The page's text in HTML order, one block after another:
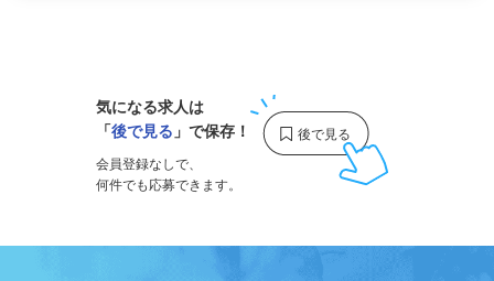
気になる求人は
「後で見る 」で保存！
会員登録なしで、
何件でも応募できます。